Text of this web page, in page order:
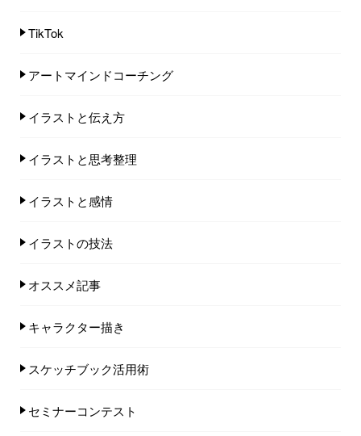
TikTok
アートマインドコーチング
イラストと伝え方
イラストと思考整理
イラストと感情
イラストの技法
オススメ記事
キャラクター描き
スケッチブック活用術
セミナーコンテスト